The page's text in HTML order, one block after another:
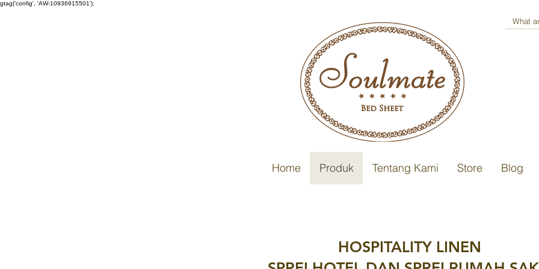
gtag('config', 'AW-10936915501');
Home Produk Tentang Kami Store Blog
HOSPITALITY LINEN